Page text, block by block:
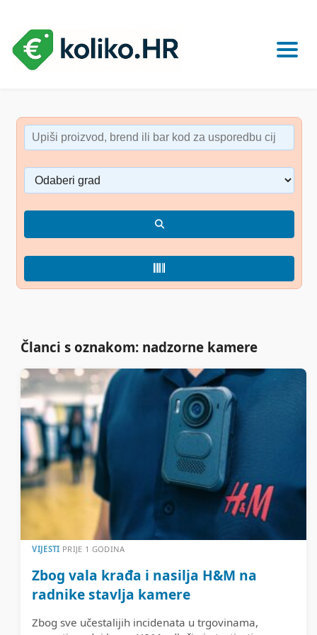
Članci s oznakom: nadzorne kamere
VIJESTI PRIJE 1 GODINA
Zbog vala krađa i nasilja H&M na
radnike stavlja kamere
Zbog sve učestalijih incidenata u trgovinama,